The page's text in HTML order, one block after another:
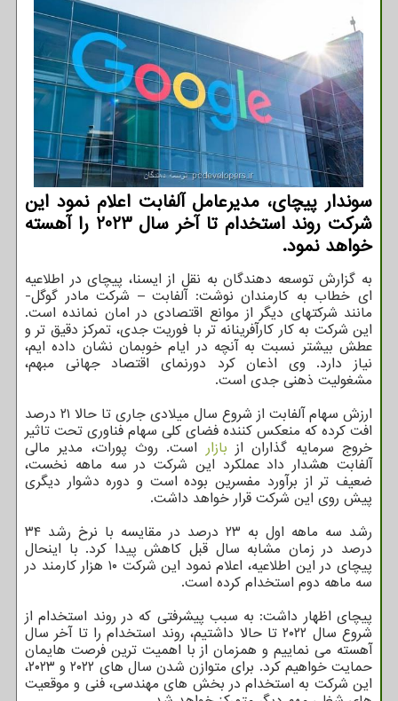
سوندار پیچای، مدیرعامل آلفابت اعلام نمود این
شرکت روند استخدام تا آخر سال 2023 را آهسته
خواهد نمود.
به گزارش توسعه دهندگان به نقل از ایسنا، پیچای در اطلاعیه
ای خطاب به کارمندان نوشت: آلفابت – شرکت مادر گوگل-
مانند شرکتهای دیگر از موانع اقتصادی در امان نمانده است.
این شرکت به کار کارآفرینانه تر با فوریت جدی، تمرکز دقیق تر و
عطش بیشتر نسبت به آنچه در ایام خوبمان نشان داده ایم،
نیاز دارد. وی اذعان کرد دورنمای اقتصاد جهانی مبهم،
مشغولیت ذهنی جدی است.
ارزش سهام آلفابت از شروع سال میلادی جاری تا حالا ۲۱ درصد
افت کرده که منعکس کننده فضای کلی سهام فناوری تحت تاثیر
خروج سرمایه گذاران از بازار است. روث پورات، مدیر مالی
آلفابت هشدار داد عملکرد این شرکت در سه ماهه نخست،
ضعیف تر از برآورد مفسرین بوده است و دوره دشوار دیگری
پیش روی این شرکت قرار خواهد داشت.
رشد سه ماهه اول به ۲۳ درصد در مقایسه با نرخ رشد ۳۴
درصد در زمان مشابه سال قبل کاهش پیدا کرد. با اینحال
پیچای در این اطلاعیه، اعلام نمود این شرکت ۱۰ هزار کارمند در
سه ماهه دوم استخدام کرده است.
پیچای اظهار داشت: به سبب پیشرفتی که در روند استخدام از
شروع سال ۲۰۲۲ تا حالا داشتیم، روند استخدام را تا آخر سال
آهسته می نماییم و همزمان از با اهمیت ترین فرصت هایمان
حمایت خواهیم کرد. برای متوازن شدن سال های ۲۰۲۲ و ۲۰۲۳،
این شرکت به استخدام در بخش های مهندسی، فنی و موقعیت